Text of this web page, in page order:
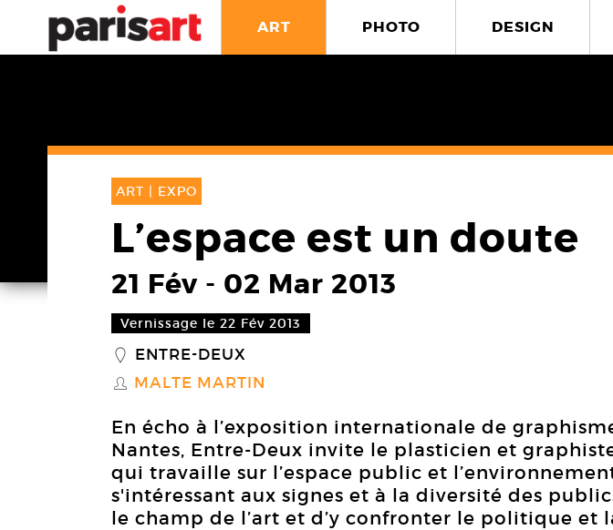
ART PHOTO DESIGN
ART | EXPO
L’espace est un doute
21 Fév - 02 Mar 2013
Vernissage le 22 Fév 2013
_ ENTRE-DEUX
S MALTE MARTIN
En écho à l’exposition internationale de
Nantes, Entre-Deux invite le plasticien et
qui travaille sur l’espace public et
s'intéressant aux signes et à la diversité des
le champ de l’art et d’y confronter le politique et